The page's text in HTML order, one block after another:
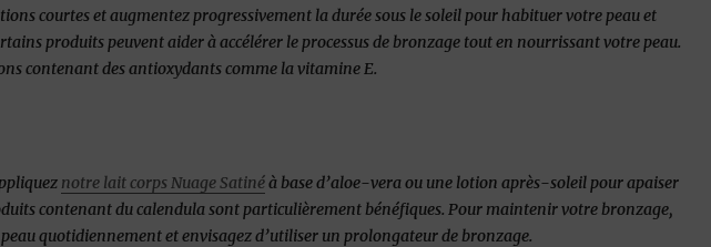
courtes et augmentez progressivement la durée sous le soleil pour habituer votre peau et
produits peuvent aider à accélérer le processus de bronzage tout en nourrissant votre peau.
contenant des antioxydants comme la vitamine E.
notre lait corps Nuage Satinéà base d’aloe-vera ou une lotion après-soleil pour apaiser
contenant du calendula sont particulièrement bénéfiques. Pour maintenir votre bronzage,
quotidiennement et envisagez d’utiliser un prolongateur de bronzage.